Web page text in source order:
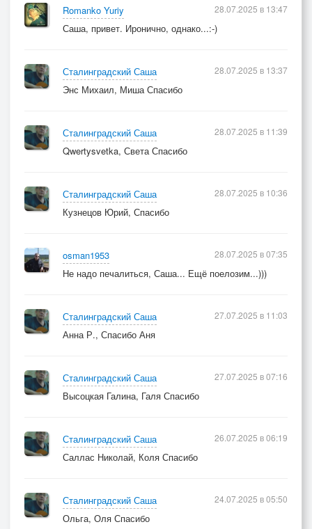
Romanko Yuriy
Саша, привет. Иронично, однако...:-)
28.07.2025 в 13:47
Сталинградский Саша
Энс Михаил, Миша Спасибо
28.07.2025 в 13:37
Сталинградский Саша
Qwertysvetka, Света Спасибо
28.07.2025 в 11:39
Сталинградский Саша
Кузнецов Юрий, Спасибо
28.07.2025 в 10:36
osman1953
Не надо печалиться, Саша... Ещё поелозим...)))
28.07.2025 в 07:35
Сталинградский Саша
Анна Р., Спасибо Аня
27.07.2025 в 11:03
Сталинградский Саша
Высоцкая Галина, Галя Спасибо
27.07.2025 в 07:16
Сталинградский Саша
Саллас Николай, Коля Спасибо
26.07.2025 в 06:19
Сталинградский Саша
Ольга, Оля Спасибо
24.07.2025 в 05:50